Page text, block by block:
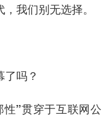
我们别无选择。
吗？
性”贯穿于互联网公